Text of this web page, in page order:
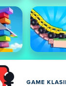
GAME